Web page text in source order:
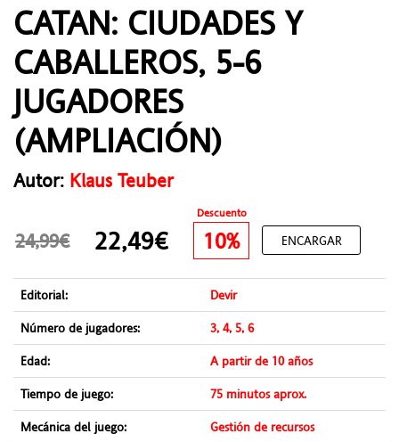
CATAN: CIUDADES Y
CABALLEROS, 5-6
JUGADORES
(AMPLIACIÓN)
Autor: Klaus Teuber
Descuento
24,99€ 22,49€ 10% ENCARGAR
Editorial:
Devir
Número de jugadores:
3, 4, 5, 6
Edad:
A partir de 10 años
Tiempo de juego:
75 minutos aprox.
Mecánica del juego:
Gestión de recursos